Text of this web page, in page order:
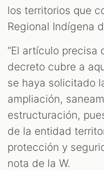
los territorios que
Regional Indígena
“El artículo precisa
decreto cubre a
se haya solicitado
ampliación,
estructuración,
de la entidad
protección y
nota de la W.